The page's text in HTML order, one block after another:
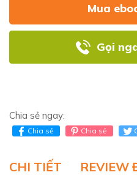
Mua
Gọi
Chia sẻ ngay:
Chia sẻ Chia sẻ
CHI TIẾT REVIEW